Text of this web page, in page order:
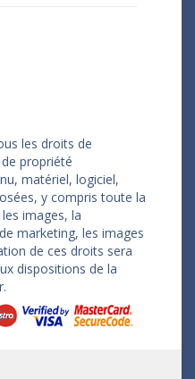
les droits de
propriété
matériel, logiciel,
y compris toute la
images, la
marketing, les images
de ces droits sera
dispositions de la